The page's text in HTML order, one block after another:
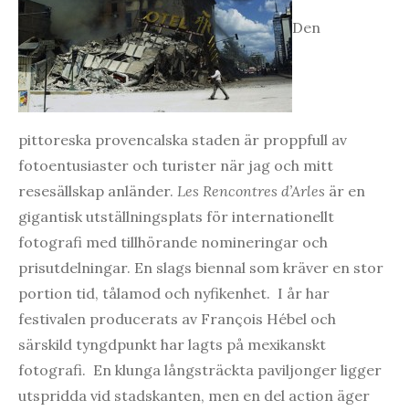
Den
pittoreska provencalska staden är proppfull av
fotoentusiaster och turister när jag och mitt
resesällskap anländer. Les Rencontres d’Arles är en
gigantisk utställningsplats för internationellt
fotografi med tillhörande nomineringar och
prisutdelningar. En slags biennal som kräver en stor
portion tid, tålamod och nyfikenhet. I år har
festivalen producerats av François Hébel och
särskild tyngdpunkt har lagts på mexikanskt
fotografi. En klunga långsträckta paviljonger ligger
utspridda vid stadskanten, men en del action äger